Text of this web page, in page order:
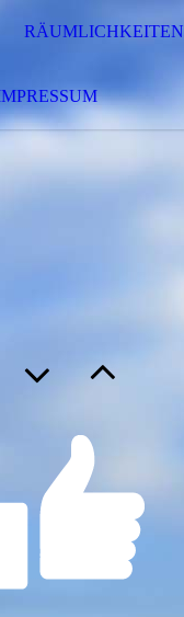
RÄUMLICHKEITEN